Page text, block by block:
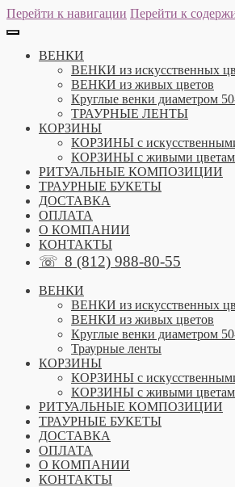
Перейти к навигации Перейти к
ВЕНКИ
ВЕНКИ из искусственных
ВЕНКИ из живых цветов
Круглые венки диаметром
ТРАУРНЫЕ ЛЕНТЫ
КОРЗИНЫ
КОРЗИНЫ с
КОРЗИНЫ с живыми
РИТУАЛЬНЫЕ КОМПОЗИЦИИ
ТРАУРНЫЕ БУКЕТЫ
ДОСТАВКА
ОПЛАТА
О КОМПАНИИ
КОНТАКТЫ
☏ 8 (812) 988-80-55
ВЕНКИ
ВЕНКИ из искусственных
ВЕНКИ из живых цветов
Круглые венки диаметром
Траурные ленты
КОРЗИНЫ
КОРЗИНЫ с
КОРЗИНЫ с живыми
РИТУАЛЬНЫЕ КОМПОЗИЦИИ
ТРАУРНЫЕ БУКЕТЫ
ДОСТАВКА
ОПЛАТА
О КОМПАНИИ
КОНТАКТЫ